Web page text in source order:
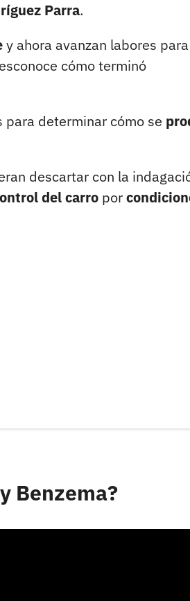
Parra.
y ahora avanzan labores para
cómo terminó
para determinar cómo se
descartar con la
del carro por
Benzema?